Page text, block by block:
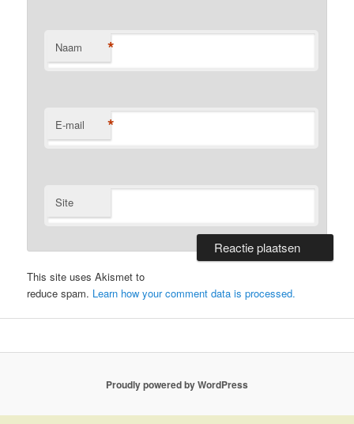
Naam *
E-mail *
Site
This site uses Akismet to
reduce spam. Learn how your comment data is processed.
Proudly powered by WordPress